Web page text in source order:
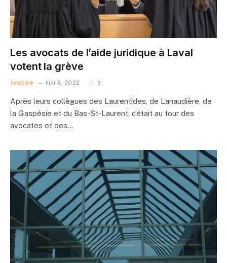
Les avocats de l’aide juridique à Laval
votent la grève
Justice mai 3, 2022 3
Après leurs collègues des Laurentides, de Lanaudière, de
la Gaspésie et du Bas-St-Laurent, c’était au tour des
avocates et des…